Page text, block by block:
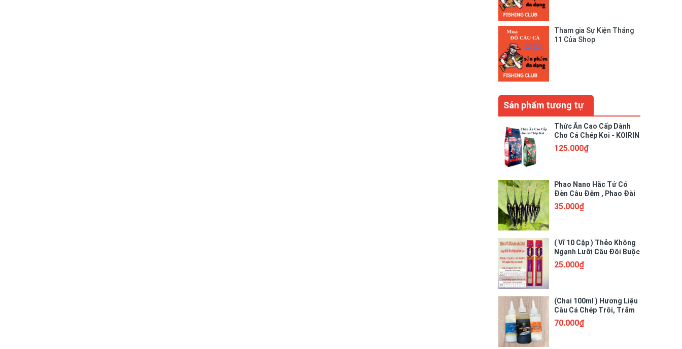
Tham gia Sự Kiện Tháng
11 Của Shop
Sản phẩm tương tự
Thức Ăn Cao Cấp Dành
Cho Cá Chép Koi - KOIRIN
125.000₫
Phao Nano Hắc Tử Có
Đèn Câu Đêm , Phao Đài
Có Đèn Cảm Biến
35.000₫
( Vĩ 10 Cặp ) Thẻo Không
Ngạnh Lưỡi Câu Đôi Buộc
Sẵn 3260
25.000₫
(Chai 100ml ) Hương Liệu
Câu Cá Chép Trôi, Trắm
Cỏ. Tương Sữa Thơm,
Hương Sữa Non, Mật
70.000₫